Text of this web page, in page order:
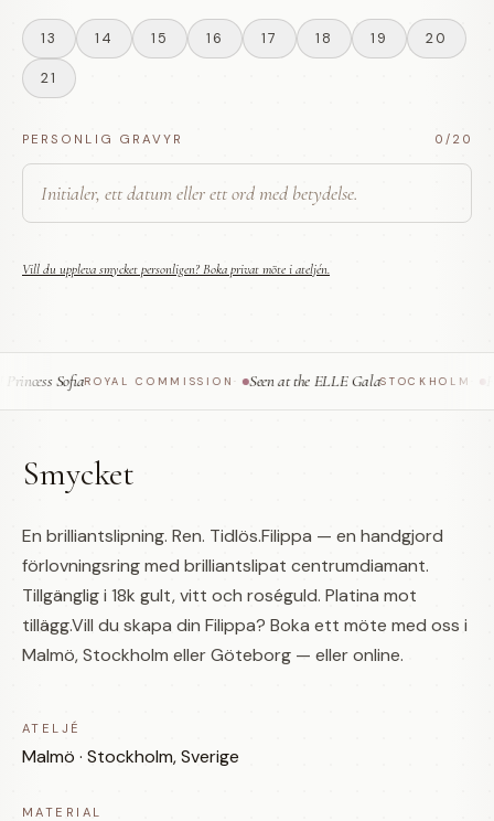
13 14 15 16 17 18 19 20
21
PERSONLIG GRAVYR 0 /20
Vill du uppleva smycket personligen? Boka privat möte i ateljén.
SofiaROYAL COMMISSION· Seen at the ELLE GalaSTOCKHOLM ·
Smycket
En brilliantslipning. Ren. Tidlös.Filippa — en handgjord
förlovningsring med brilliantslipat centrumdiamant.
Tillgänglig i 18k gult, vitt och roséguld. Platina mot
tillägg.Vill du skapa din Filippa? Boka ett möte med oss i
Malmö, Stockholm eller Göteborg — eller online.
ATELJÉ
Malmö · Stockholm, Sverige
MATERIAL